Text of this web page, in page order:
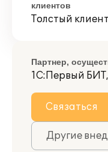
клиентов
Толстый
Партнер,
1С:Первый
Связаться
Другие